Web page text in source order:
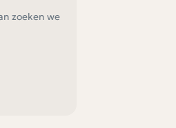
zoeken we